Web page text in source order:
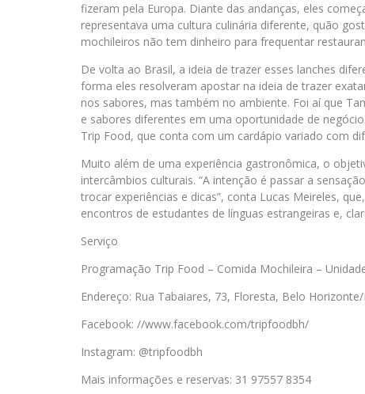
fizeram pela Europa. Diante das andanças, eles
representava uma cultura culinária diferente, quão
mochileiros não tem dinheiro para frequentar
De volta ao Brasil, a ideia de trazer esses lanches
forma eles resolveram apostar na ideia de trazer
nos sabores, mas também no ambiente. Foi aí que
e sabores diferentes em uma oportunidade de
Trip Food, que conta com um cardápio variado com
Muito além de uma experiência gastronômica, o
intercâmbios culturais. “A intenção é passar a
trocar experiências e dicas”, conta Lucas Meireles,
encontros de estudantes de línguas estrangeiras e,
Serviço
Programação Trip Food – Comida Mochileira –
Endereço: Rua Tabaiares, 73, Floresta, Belo
Facebook: //www.facebook.com/tripfoodbh/
Instagram: @tripfoodbh
Mais informações e reservas: 31 97557 8354